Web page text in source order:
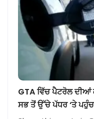
GTA ਵਿੱਚ ਪੈਟਰੋਲ ਦੀਆਂ
ਸਭ ਤੋਂ ਉੱਚੇ ਪੱਧਰ ‘ਤੇ